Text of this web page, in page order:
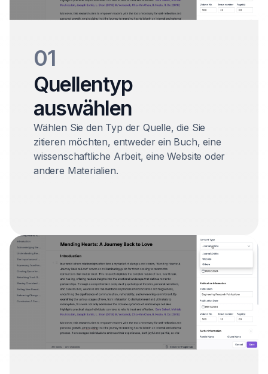
01
Quellentyp
auswählen
Wählen Sie den Typ der Quelle, die Sie
zitieren möchten, entweder ein Buch, eine
wissenschaftliche Arbeit, eine Website oder
andere Materialien.